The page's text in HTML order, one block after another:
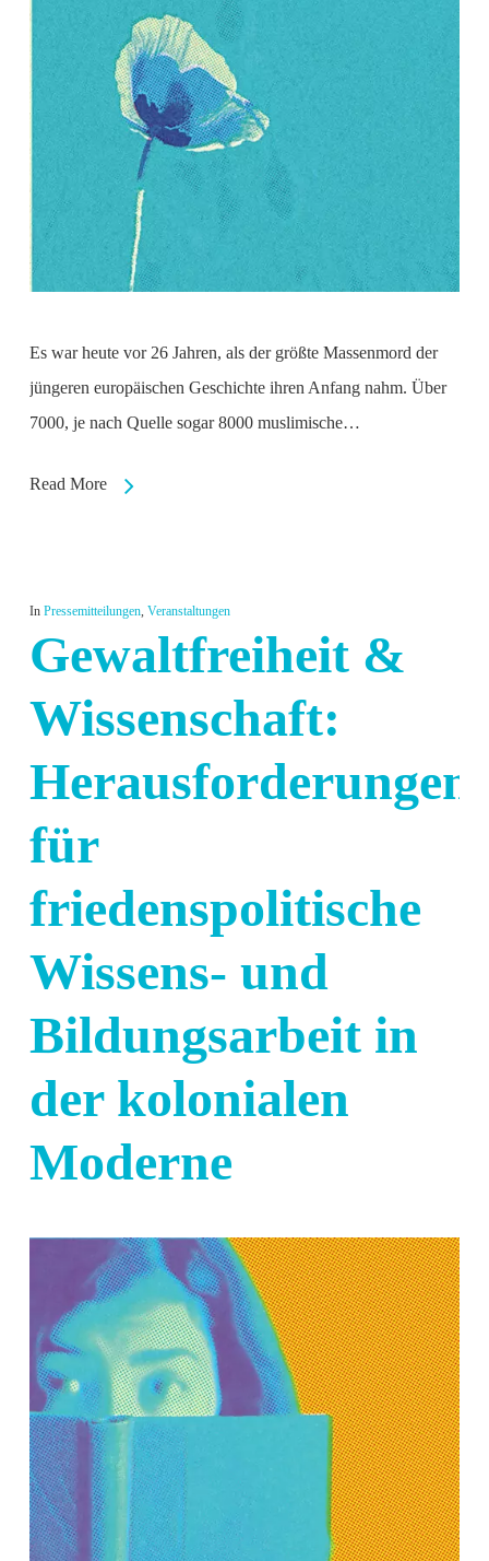
Es war heute vor 26 Jahren, als der größte Massenmord der
jüngeren europäischen Geschichte ihren Anfang nahm. Über
7000, je nach Quelle sogar 8000 muslimische…
Read More
In Pressemitteilungen, Veranstaltungen
Gewaltfreiheit &
Wissenschaft:
Herausforderungen
für
friedenspolitische
Wissens- und
Bildungsarbeit in
der kolonialen
Moderne